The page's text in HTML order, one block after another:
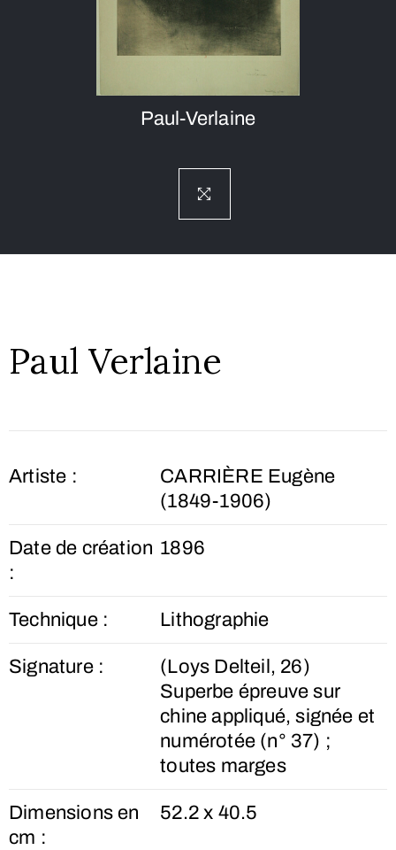
Paul-Verlaine
Paul Verlaine
Artiste :
CARRIÈRE Eugène
(1849-1906)
Date de création
:
1896
Technique : Lithographie
Signature :
(Loys Delteil, 26)
Superbe épreuve sur
chine appliqué, signée et
numérotée (n° 37) ;
toutes marges
Dimensions en
cm :
52.2 x 40.5